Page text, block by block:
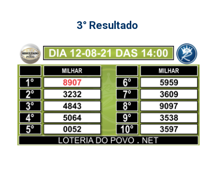
3° Resultado